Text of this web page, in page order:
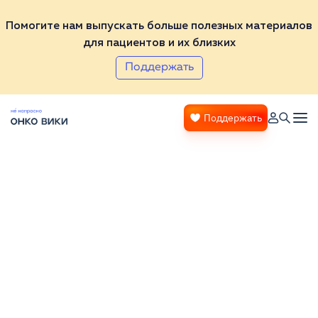
Помогите нам выпускать больше полезных материалов
для пациентов и их близких
Поддержать
Поддержать